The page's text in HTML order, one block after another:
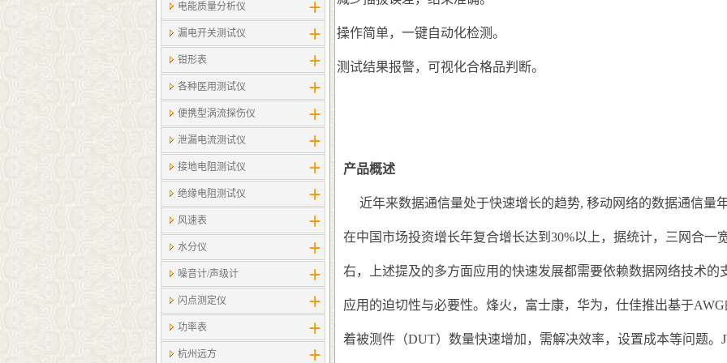
电能质量分析仪
漏电开关测试仪
钳形表
各种医用测试仪
便携型涡流探伤仪
泄漏电流测试仪
接地电阻测试仪
绝缘电阻测试仪
风速表
水分仪
噪音计/声级计
闪点测定仪
功率表
杭州远方
操作简单，一键自动化检测。
测试结果报警，可视化合格品判断。
产品概述
近年来数据通信量处于快速增长的趋势, 移动网络的数据通信量
在中国市场投资增长年复合增长达到 30%以上，据统计，三网合一
右，上述提及的多方面应用的快速发展都需要依赖数据网络技术的
应用的迫切性与必要性。烽火，富士康，华为，仕佳推出基于AWG
着被测件（DUT）数量快速增加，需解决效率，设置成本等问题。